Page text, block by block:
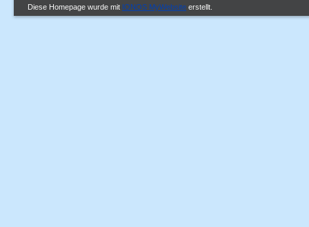
Diese Homepage wurde mit IONOS MyWebsite erstellt.